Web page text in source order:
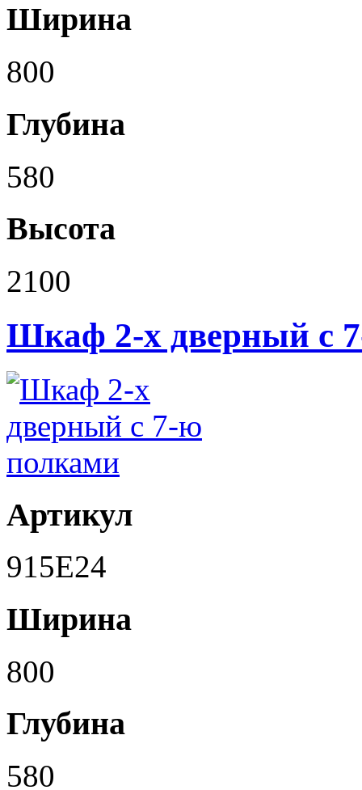
Ширина
800
Глубина
580
Высота
2100
Шкаф 2-х дверный с
Артикул
915E24
Ширина
800
Глубина
580